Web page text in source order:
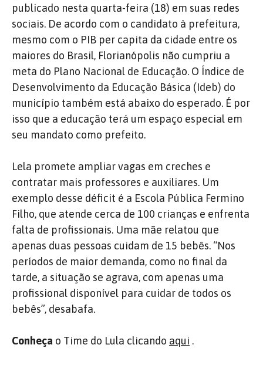
publicado nesta quarta-feira (18) em suas redes
sociais. De acordo com o candidato à prefeitura,
mesmo com o PIB per capita da cidade entre os
maiores do Brasil, Florianópolis não cumpriu a
meta do Plano Nacional de Educação. O Índice de
Desenvolvimento da Educação Básica (Ideb) do
município também está abaixo do esperado. É por
isso que a educação terá um espaço especial em
seu mandato como prefeito.
Lela promete ampliar vagas em creches e
contratar mais professores e auxiliares. Um
exemplo desse déficit é a Escola Pública Fermino
Filho, que atende cerca de 100 crianças e enfrenta
falta de profissionais. Uma mãe relatou que
apenas duas pessoas cuidam de 15 bebês. “Nos
períodos de maior demanda, como no final da
tarde, a situação se agrava, com apenas uma
profissional disponível para cuidar de todos os
bebês”, desabafa.
Conheça o Time do Lula clicando aqui .